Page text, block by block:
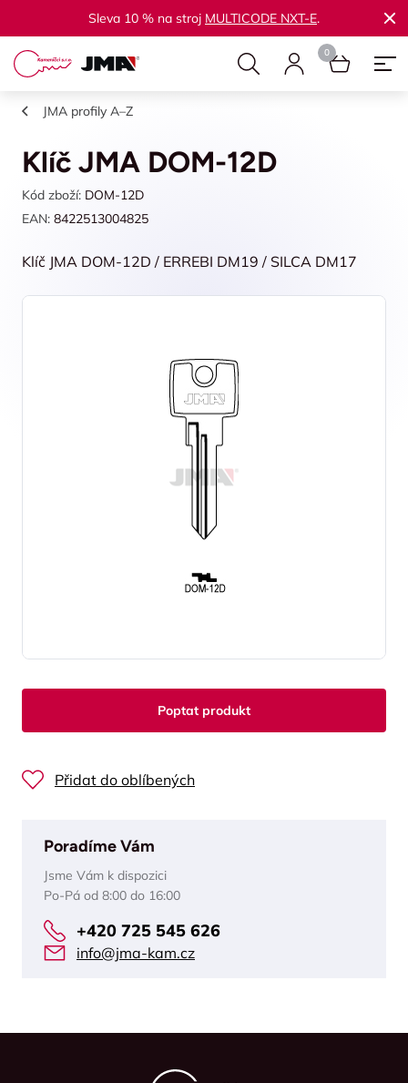
Sleva 10 % na stroj MULTICODE NXT-E.
JMA profily A–Z
Klíč JMA DOM-12D
Kód zboží: DOM-12D
EAN: 8422513004825
Klíč JMA DOM-12D / ERREBI DM19 / SILCA DM17
Poptat produkt
Přidat do oblíbených
Poradíme Vám
Jsme Vám k dispozici
Po-Pá od 8:00 do 16:00
+420 725 545 626
info@jma-kam.cz